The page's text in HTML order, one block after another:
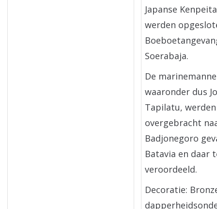
Japanse
werden
Soerabaja.
De
waaronder dus
Tapilatu,
overgebracht
Badjonegoro
Batavia en daar
veroordeeld.
Decoratie: